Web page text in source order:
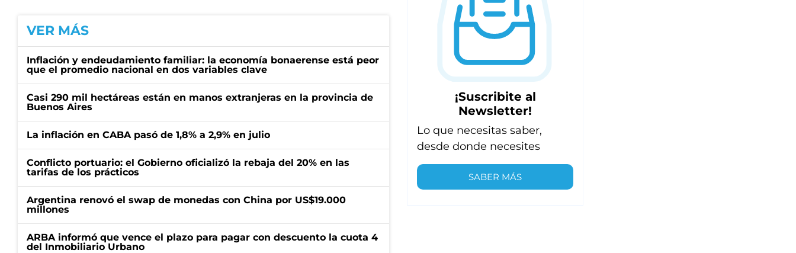
VER MÁS
Inflación y endeudamiento familiar: la economía bonaerense está peor
que el promedio nacional en dos variables clave
Casi 290 mil hectáreas están en manos extranjeras en la provincia de
Buenos Aires
La inflación en CABA pasó de 1,8% a 2,9% en julio
Conflicto portuario: el Gobierno oficializó la rebaja del 20% en las
tarifas de los prácticos
Argentina renovó el swap de monedas con China por US$19.000
millones
ARBA informó que vence el plazo para pagar con descuento la cuota 4
del Inmobiliario Urbano
¡Suscribite al
Newsletter!
Lo que necesitas saber,
desde donde necesites
SABER MÁS